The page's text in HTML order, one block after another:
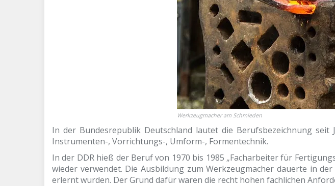
Werkzeugmacher am Schmieden
In der Bundesrepublik Deutschland lautet die Berufsbezeichnung seit
Instrumenten-, Vorrichtungs-, Umform-, Formentechnik.
In der DDR hieß der Beruf von 1970 bis 1985 „Facharbeiter für
wieder verwendet. Die Ausbildung zum Werkzeugmacher dauerte in
erlernt wurden. Der Grund dafür waren die recht hohen fachlichen